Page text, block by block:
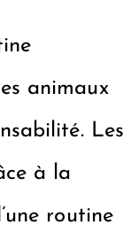
animaux
Les
à la
routine